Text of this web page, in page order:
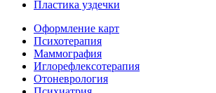
Пластика уздечки
Оформление карт
Психотерапия
Маммография
Иглорефлексотерапия
Отоневрология